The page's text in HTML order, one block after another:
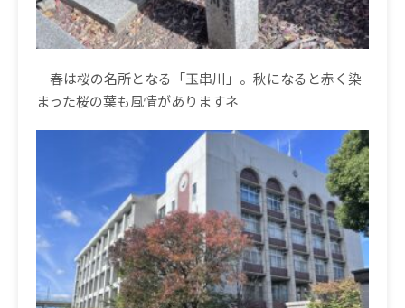
春は桜の名所となる「玉串川」。秋になると赤く染
まった桜の葉も風情がありますネ